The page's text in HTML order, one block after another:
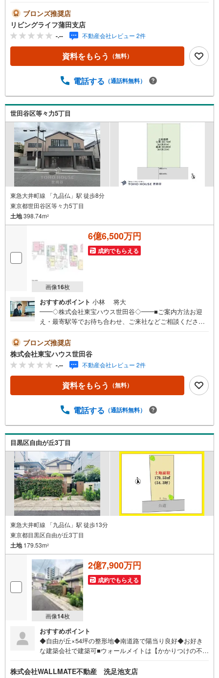
に合わせた物件などもご案内をいたします■ご予約方法事前
に鍵の手配が必要な場合がありますので、お早目にご連絡
をいただけると、ご案内がスムーズです。■資金のご相談も
お気軽にどうぞ！ライフプラン作成や住宅ローンはどこの
銀行がいい？適切な借入額は？などご質問にもFPがしっか
りとお答えいたします■キッズスペースもご用意お子様が退
も充実させておりますので、ご安心下さい■お客様駐車場を
きます弊社が会員様のみにご提供する先行公開物件も多数
ご提案いたします。ホームページにて会員登録ください資
料請求は【下部のオレンジ色資料請求ボタン】よりお問い
合わせください
ブロンズ推奨店
リビングライフ蒲田支店
-.-- 不動産会社レビュー 2件
資料をもらう （無料）
電話する （通話料無料）
世田谷区等々力5丁目
東急大井町線 「九品仏」駅 徒歩8分
東京都世田谷区等々力5丁目
土地398.74m2
画像16枚
6億6,500万円
成約でもらえる
おすすめポイント 小林 将大
━━◇株式会社東宝ハウス世田谷◇━━■ご案内方法お迎
え・最寄駅等でお待ち合わせ、ご来社などご相談くださ
をいたします。■ご予約方法直接お電話ください。メールで
のご予約も承ります。突然のご来店でも対応可能です。事
前に鍵の手配が必要な場合がございます。お早目にご連絡
をいただけると、大変スムーズです。■その他、各種ご相談
もお気軽にどうぞ！◎ファイナンシャルプランナーによる
ライフシミュレーション・生活収支のキャッシュフローを
た資金計画のご提案・効果的な生命保険の見直し ◎住宅ロ
するのが効果的？・どこの銀行で借りるとお得なの？・適
切な借入額は？■キッズスペースもございます☆DVD、おも
ちゃ、絵本、ぬりえなど充実させております。資料請求は
【下部オレンジ色資料請求ボタン】よりお問い合わせくだ
さい！
ブロンズ推奨店
株式会社東宝ハウス世田谷
-.-- 不動産会社レビュー 2件
資料をもらう （無料）
電話する （通話料無料）
目黒区自由が丘3丁目
東急大井町線 「九品仏」駅 徒歩13分
東京都目黒区自由が丘3丁目
土地179.53m2
画像14枚
2億7,900万円
成約でもらえる
おすすめポイント
◆自由が丘×54坪の整形地◆南道路で陽当り良好◆お好き
な建築会社で建築可■ウォールメイトは【かかりつけの不動
します ■都心エリアに特化した情報網を駆使し、最良の不
株式会社WALLMATE不動産 洗足池支店